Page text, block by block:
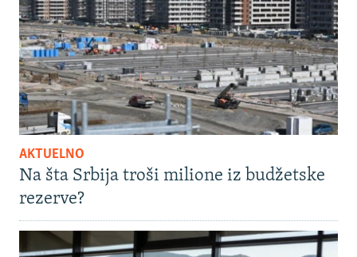
AKTUELNO
Na šta Srbija troši milione iz budžetske
rezerve?